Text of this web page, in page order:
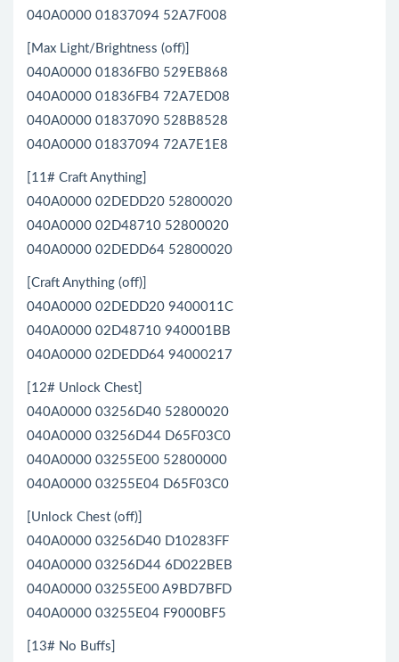
040A0000 01837094 52A7F008
[Max Light/Brightness (off)]
040A0000 01836FB0 529EB868
040A0000 01836FB4 72A7ED08
040A0000 01837090 528B8528
040A0000 01837094 72A7E1E8
[11# Craft Anything]
040A0000 02DEDD20 52800020
040A0000 02D48710 52800020
040A0000 02DEDD64 52800020
[Craft Anything (off)]
040A0000 02DEDD20 9400011C
040A0000 02D48710 940001BB
040A0000 02DEDD64 94000217
[12# Unlock Chest]
040A0000 03256D40 52800020
040A0000 03256D44 D65F03C0
040A0000 03255E00 52800000
040A0000 03255E04 D65F03C0
[Unlock Chest (off)]
040A0000 03256D40 D10283FF
040A0000 03256D44 6D022BEB
040A0000 03255E00 A9BD7BFD
040A0000 03255E04 F9000BF5
[13# No Buffs]